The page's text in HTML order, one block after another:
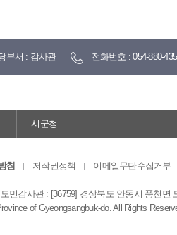
부서 : 감사관 전화번호 : 054-880-
시군청
침 저작권정책 이메일무단수집거부
민감사관 : [36759] 경상북도 안동시 풍천면
of Gyeongsangbuk-do. All Rights